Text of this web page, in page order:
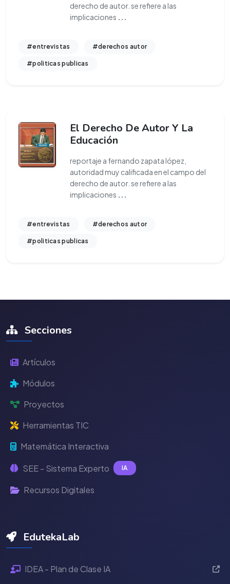
derecho de autor. se refiere a las
implicaciones ...
#entrevistas #derechos autor
#politicas publicas
El Derecho De Autor Y La
Educación
reportaje a fernando zapata lópez,
autoridad muy calificada en el campo del
derecho de autor. se refiere a las
implicaciones ...
#entrevistas #derechos autor
#politicas publicas
Secciones
Artículos
Módulos
Proyectos
Herramientas TIC
Matemática Interactiva
SEE - Sistema Experto IA
Recursos Digitales
EdutekaLab
IDEA - Plan de Clase IA